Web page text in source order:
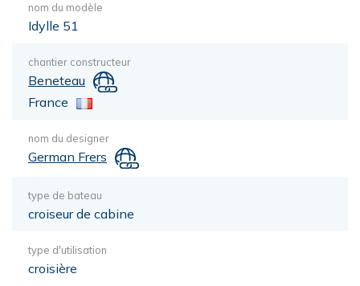
nom du modèle
Idylle 51
chantier constructeur
Beneteau
France
nom du designer
German Frers
type de bateau
croiseur de cabine
type d'utilisation
croisière